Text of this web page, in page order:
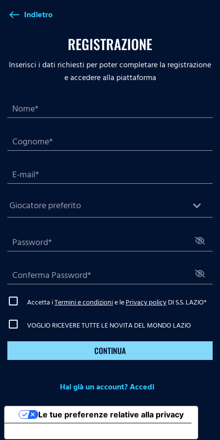
west Indietro
REGISTRAZIONE
Inserisci i dati richiesti per poter completare la registrazione
e accedere alla piattaforma
Accetta iTermini e condizionie lePrivacy policyDI S.S. LAZIO*
VOGLIO RICEVERE TUTTE LE NOVITA DEL MONDO LAZIO
CONTINUA
Hai già un account? Accedi
Le tue preferenze relative alla privacy